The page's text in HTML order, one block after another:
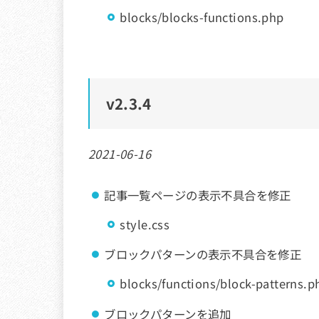
blocks/blocks-functions.php
v2.3.4
2021-06-16
記事一覧ページの表示不具合を修正
style.css
ブロックパターンの表示不具合を修正
blocks/functions/block-
ブロックパターンを追加